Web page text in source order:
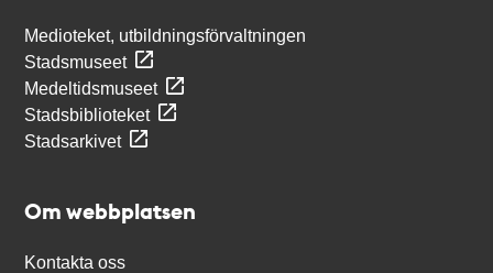
Medioteket, utbildningsförvaltningen
Stadsmuseet
Medeltidsmuseet
Stadsbiblioteket
Stadsarkivet
Om webbplatsen
Kontakta oss